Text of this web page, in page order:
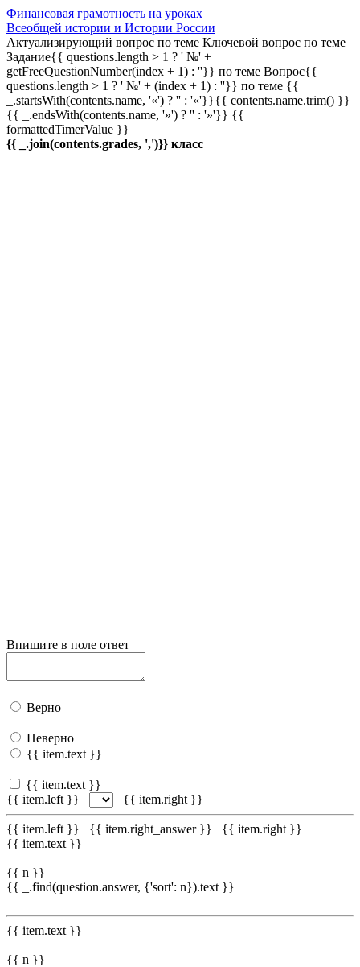
Финансовая грамотность на уроках
Всеобщей истории и Истории России
Актуализирующий вопрос по теме Ключевой вопрос по теме
Задание{{ questions.length > 1 ? ' №' +
getFreeQuestionNumber(index + 1) : ''}} по теме Вопрос{{
questions.length > 1 ? ' №' + (index + 1) : ''}} по теме {{
_.startsWith(contents.name, '«') ? '' : '«'}}{{ contents.name.trim() }}
{{ _.endsWith(contents.name, '»') ? '' : '»'}} {{
formattedTimerValue }}
{{ _.join(contents.grades, ',')}} класс
Впишите в поле ответ
Верно
Неверно
{{ item.text }}
{{ item.text }}
{{ item.left }}
{{ item.right }}
{{ item.left }} {{ item.right_answer }}
{{ item.right }}
{{ item.text }}
{{ n }}
{{ _.find(question.answer, {'sort': n}).text }}
{{ item.text }}
{{ n }}